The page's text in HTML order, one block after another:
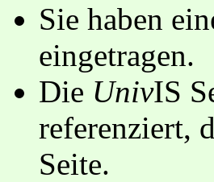
Sie haben
eingetragen.
Die UnivIS
referenziert,
Seite.